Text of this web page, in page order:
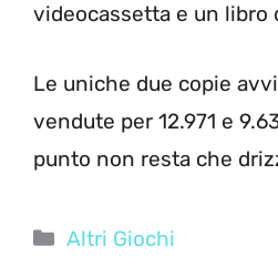
videocassetta e un libro
Le uniche due copie
vendute per 12.971 e
punto non resta che
Categorie
Altri Giochi